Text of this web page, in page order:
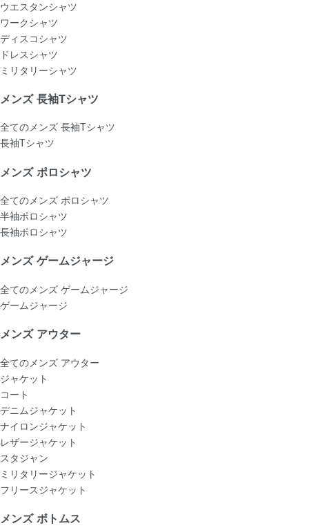
ウエスタンシャツ
ワークシャツ
ディスコシャツ
ドレスシャツ
ミリタリーシャツ
メンズ 長袖Tシャツ
全てのメンズ 長袖Tシャツ
長袖Tシャツ
メンズ ポロシャツ
全てのメンズ ポロシャツ
半袖ポロシャツ
長袖ポロシャツ
メンズ ゲームジャージ
全てのメンズ ゲームジャージ
ゲームジャージ
メンズ アウター
全てのメンズ アウター
ジャケット
コート
デニムジャケット
ナイロンジャケット
レザージャケット
スタジャン
ミリタリージャケット
フリースジャケット
メンズ ボトムス